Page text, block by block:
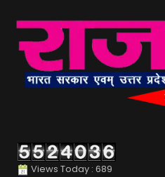
Views Today : 689